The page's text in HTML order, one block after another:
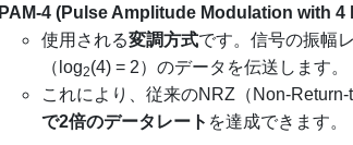
PAM-4 (Pulse Amplitude Modulation with 4
使用される変調方式です。信号の振幅
（ log2(4) = 2）のデータを伝送します。
これにより、従来のNRZ（Non-
で2倍のデータレート を達成できます。